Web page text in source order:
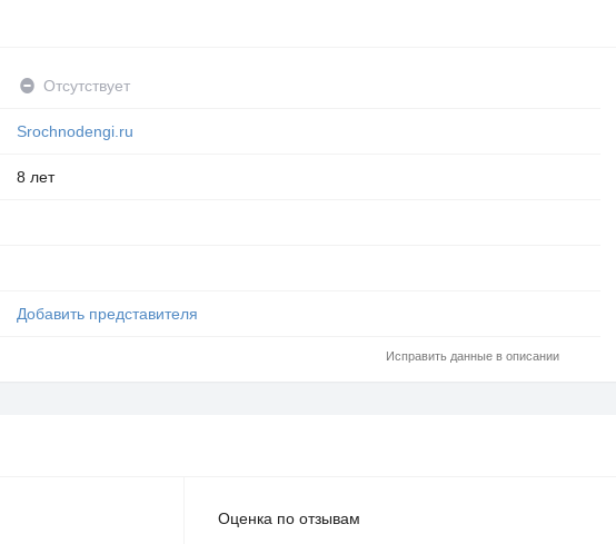
Отсутствует
Srochnodengi.ru
8 лет
Добавить представителя
Исправить данные в описании
Оценка по отзывам